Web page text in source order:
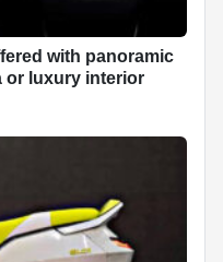
with panoramic
or luxury interior